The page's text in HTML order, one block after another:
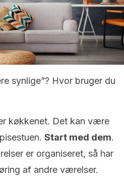
synlige”? Hvor bruger du
køkkenet. Det kan være
Start med dem.
er organiseret, så har
af andre værelser.